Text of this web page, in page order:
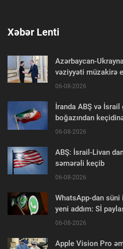
Xəbər Lenti
Azərbaycan-
vəziyyəti müzakirə
06-08-2026
İranda ABŞ və
boğazından
06-08-2026
ABŞ: İsrail-Livan
səmərəli keçib
06-08-2026
WhatsApp-dan
yeni addım: Sİ
06-08-2026
Apple Vision Pro